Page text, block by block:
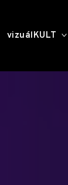
vizuálKULT